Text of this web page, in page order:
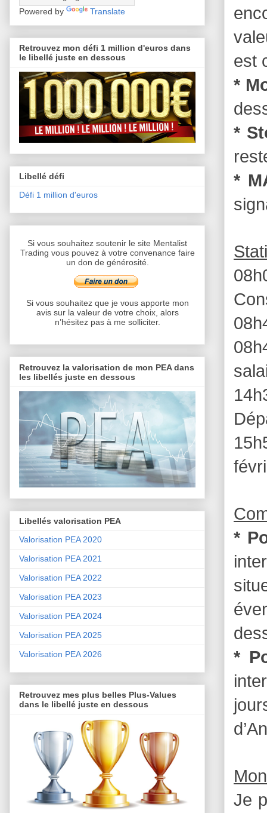
est
*
*
*
*
*
Je
Powered by Translate
Retrouvez mon défi 1 million d'euros dans
le libellé juste en dessous
Libellé défi
Défi 1 million d'euros
Si vous souhaitez soutenir le site Mentalist
Trading vous pouvez à votre convenance faire
un don de générosité.
Si vous souhaitez que je vous apporte mon
avis sur la valeur de votre choix, alors
n’hésitez pas à me solliciter.
Retrouvez la valorisation de mon PEA dans
les libellés juste en dessous
Libellés valorisation PEA
Valorisation PEA 2020
Valorisation PEA 2021
Valorisation PEA 2022
Valorisation PEA 2023
Valorisation PEA 2024
Valorisation PEA 2025
Valorisation PEA 2026
Retrouvez mes plus belles Plus-Values
dans le libellé juste en dessous